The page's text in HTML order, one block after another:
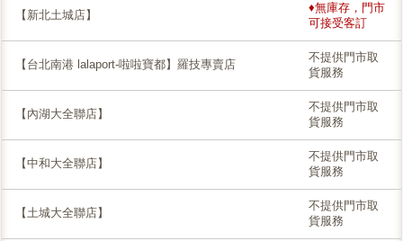
【新北土城店】
♦無庫存，門市
可接受客訂
【台北南港 lalaport-啦啦寶都】羅技專賣店
不提供門市取
貨服務
【內湖大全聯店】
不提供門市取
貨服務
【中和大全聯店】
不提供門市取
貨服務
【土城大全聯店】
不提供門市取
貨服務